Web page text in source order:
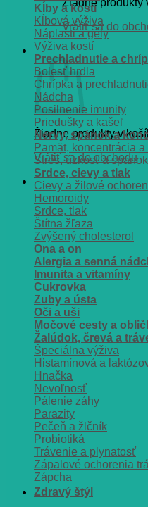
Žiadne produkty
Vrátiť sa do
Košík
Žiadne produkty v
Vrátiť sa do obchodu
Kĺby a kosti
Kĺbová výživa
Náplasti a gély
Výživa kostí
Prechladnutie a
Bolesť hrdla
Chrípka a
Nádcha
Posilnenie imunity
Priedušky a kašeľ
Nervy, spánok a
Pamät, koncentrácia
Stres, úzkosť a spánok
Srdce, cievy a tlak
Cievy a žilové
Hemoroidy
Srdce, tlak
Štítna žľaza
Zvýšený cholesterol
Ona a on
Alergia a senná
Imunita a vitamíny
Cukrovka
Zuby a ústa
Oči a uši
Močové cesty a
Žalúdok, črevá a
Špeciálna výživa
Histamínová a
Hnačka
Nevoľnosť
Pálenie záhy
Parazity
Pečeň a žlčník
Probiotiká
Trávenie a plynatosť
Zápalové ochorenia
Zápcha
Zdravý štýl